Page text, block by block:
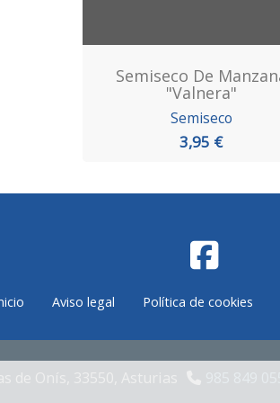
Semiseco De
"Valnera"
Semiseco
3,95 €
Aviso legal Política de cookies